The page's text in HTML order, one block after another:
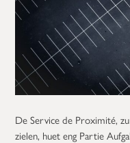
De Service de Proximité, zu
zielen, huet eng Partie